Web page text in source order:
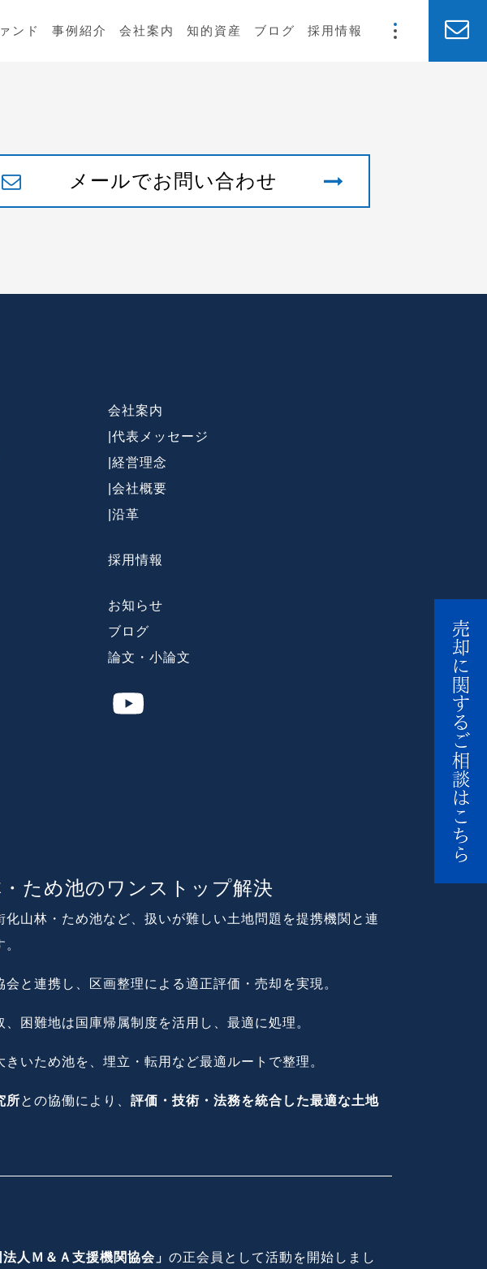
ンド 事例紹介 会社案内 知的資産 ブログ 採用情報
メールでお問い合わせ
会社案内
代表メッセージ
経営理念
会社概要
沿革
採用情報
お知らせ
ブログ
論文・小論文
ため池のワンストップ解決
山林・ため池など、扱いが難しい土地問題を提携機関と連
会と連携し、区画整理による適正評価・売却を実現。
、困難地は国庫帰属制度を活用し、最適に処理。
きいため池を、埋立・転用など最適ルートで整理。
所との協働により、 評価・技術・法務を統合した最適な土地
法人Ｍ＆Ａ支援機関協会」 の正会員として活動を開始しまし